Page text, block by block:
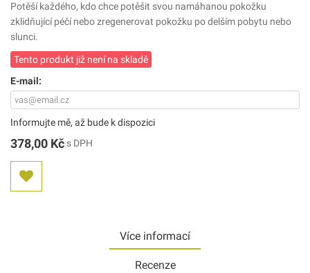
Potěší každého, kdo chce potěšit svou namáhanou pokožku
zklidňující péčí nebo zregenerovat pokožku po delším pobytu nebo
slunci.
Tento produkt již není na skladě
E-mail:
Informujte mě, až bude k dispozici
378,00 Kč s DPH
Více informací
Recenze